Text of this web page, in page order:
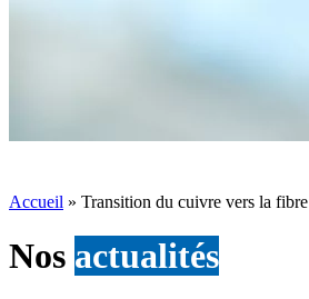
Accueil » Transition du cuivre vers la fibre
Nos actualités